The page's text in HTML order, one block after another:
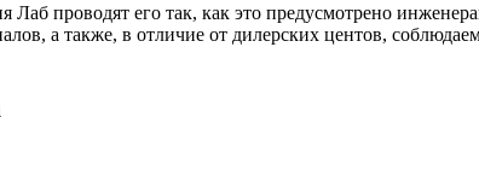
Лаб проводят его так, как это предусмотрено
а также, в отличие от дилерских центов,